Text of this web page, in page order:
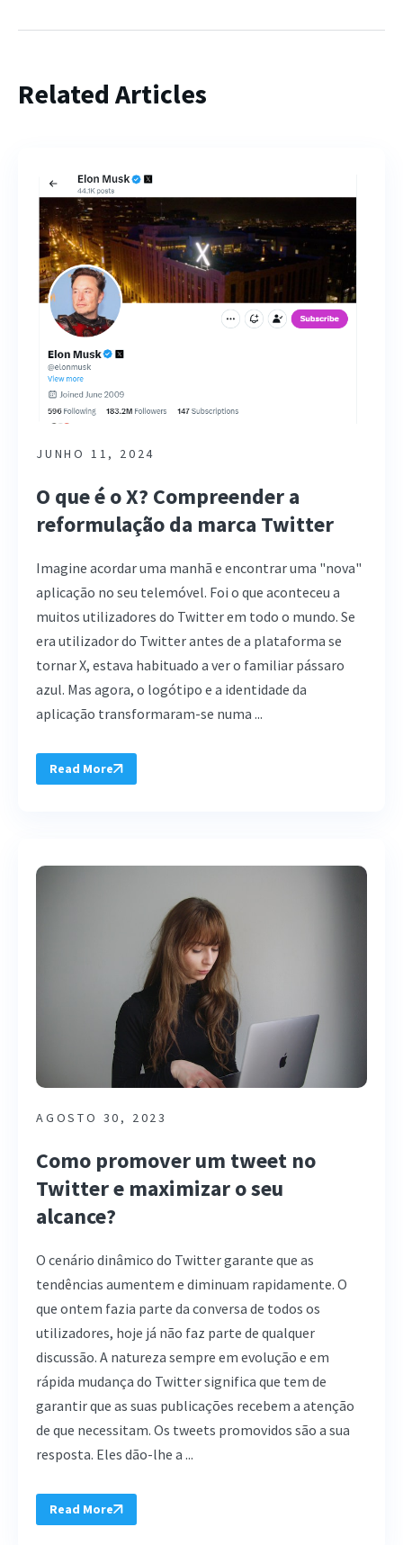
Related Articles
JUNHO 11, 2024
O que é o X? Compreender a
reformulação da marca Twitter
Imagine acordar uma manhã e encontrar uma "nova"
aplicação no seu telemóvel. Foi o que aconteceu a
muitos utilizadores do Twitter em todo o mundo. Se
era utilizador do Twitter antes de a plataforma se
tornar X, estava habituado a ver o familiar pássaro
azul. Mas agora, o logótipo e a identidade da
aplicação transformaram-se numa ...
Read More
AGOSTO 30, 2023
Como promover um tweet no
Twitter e maximizar o seu
alcance?
O cenário dinâmico do Twitter garante que as
tendências aumentem e diminuam rapidamente. O
que ontem fazia parte da conversa de todos os
utilizadores, hoje já não faz parte de qualquer
discussão. A natureza sempre em evolução e em
rápida mudança do Twitter significa que tem de
garantir que as suas publicações recebem a atenção
de que necessitam. Os tweets promovidos são a sua
resposta. Eles dão-lhe a ...
Read More